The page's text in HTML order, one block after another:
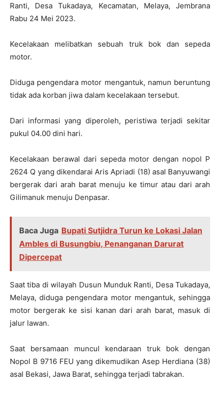
Ranti, Desa Tukadaya, Kecamatan, Melaya, Jembrana
Rabu 24 Mei 2023.
Kecelakaan melibatkan sebuah truk bok dan sepeda
motor.
Diduga pengendara motor mengantuk, namun beruntung
tidak ada korban jiwa dalam kecelakaan tersebut.
Dari informasi yang diperoleh, peristiwa terjadi sekitar
pukul 04.00 dini hari.
Kecelakaan berawal dari sepeda motor dengan nopol P
2624 Q yang dikendarai Aris Apriadi (18) asal Banyuwangi
bergerak dari arah barat menuju ke timur atau dari arah
Gilimanuk menuju Denpasar.
Baca Juga Bupati Sutjidra Turun ke Lokasi Jalan
Ambles di Busungbiu, Penanganan Darurat
Dipercepat
Saat tiba di wilayah Dusun Munduk Ranti, Desa Tukadaya,
Melaya, diduga pengendara motor mengantuk, sehingga
motor bergerak ke sisi kanan dari arah barat, masuk di
jalur lawan.
Saat bersamaan muncul kendaraan truk bok dengan
Nopol B 9716 FEU yang dikemudikan Asep Herdiana (38)
asal Bekasi, Jawa Barat, sehingga terjadi tabrakan.